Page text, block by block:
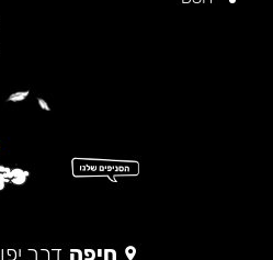
חיפה דרך יפו 33